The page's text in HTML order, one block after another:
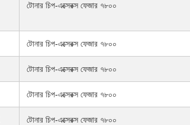
টোনার চিপ-এক্সেরক্স ফেজার ৭৮০০
টোনার চিপ-এক্সেরক্স ফেজার ৭৮০০
টোনার চিপ-এক্সেরক্স ফেজার ৭৮০০
টোনার চিপ-এক্সেরক্স ফেজার ৭৮০০
টোনার চিপ-এক্সেরক্স ফেজার ৭৮০০